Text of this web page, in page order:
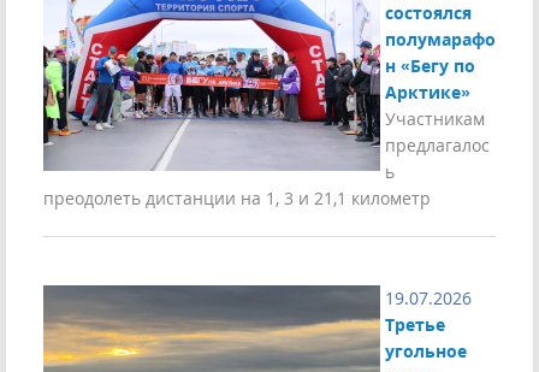
состоялся
полумарафо
н «Бегу по
Арктике»
Участникам
предлагалос
ь
преодолеть дистанции на 1, 3 и 21,1 километр
19.07.2026
Третье
угольное